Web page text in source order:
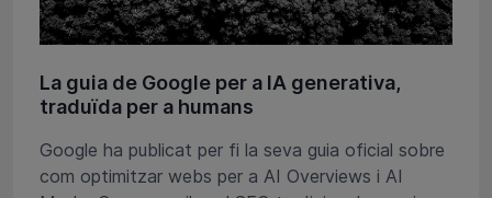
La guia de Google per a IA generativa,
traduïda per a humans
Google ha publicat per fi la seva guia oficial sobre
com optimitzar webs per a AI Overviews i AI